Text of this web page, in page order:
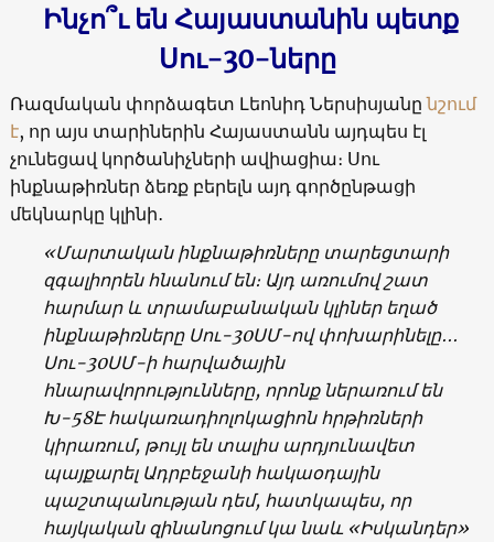
Ինչո՞ւ են Հայաստանին պետք
Սու-30-ները
Ռազմական փորձագետ Լեոնիդ Ներսիսյանընշում
է, որ այս տարիներին Հայաստանն այդպես էլ
չունեցավ կործանիչների ավիացիա։ Սու
ինքնաթիռներ ձեռք բերելն այդ գործընթացի
մեկնարկը կլինի․
«Մարտական ինքնաթիռները տարեցտարի
զգալիորեն հնանում են։ Այդ առումով շատ
հարմար և տրամաբանական կլիներ եղած
ինքնաթիռները Սու-30ՍՄ-ով փոխարինելը․․․
Սու-30ՍՄ-ի հարվածային
հնարավորությունները, որոնք ներառում են
Խ-58Է հակառադիոլոկացիոն հրթիռների
կիրառում, թույլ են տալիս արդյունավետ
պայքարել Ադրբեջանի հակաօդային
պաշտպանության դեմ, հատկապես, որ
հայկական զինանոցում կա նաև «Իսկանդեր»